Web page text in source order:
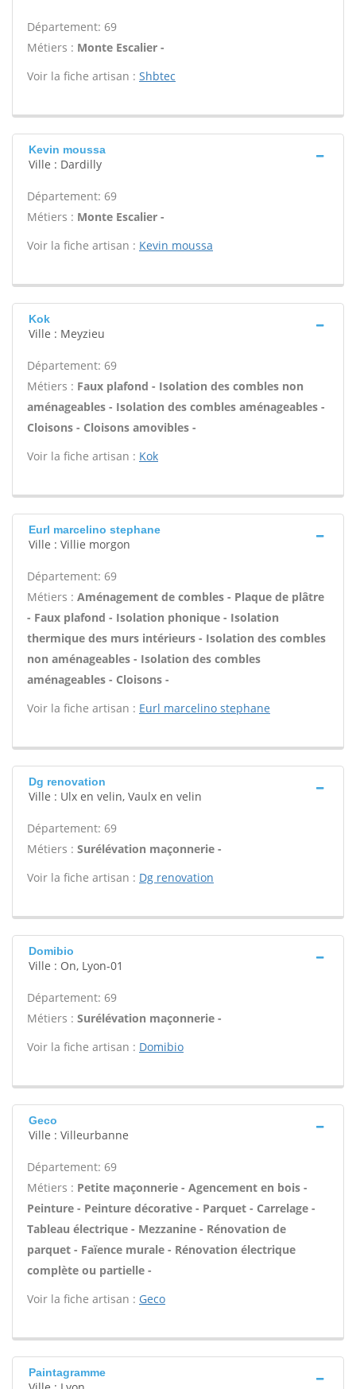
Département: 69
Métiers : Monte Escalier -
Voir la fiche artisan : Shbtec
Kevin moussa
Ville : Dardilly
Département: 69
Métiers : Monte Escalier -
Voir la fiche artisan : Kevin moussa
Kok
Ville : Meyzieu
Département: 69
Métiers : Faux plafond - Isolation des combles non
aménageables - Isolation des combles aménageables -
Cloisons - Cloisons amovibles -
Voir la fiche artisan : Kok
Eurl marcelino stephane
Ville : Villie morgon
Département: 69
Métiers : Aménagement de combles - Plaque de plâtre
- Faux plafond - Isolation phonique - Isolation
thermique des murs intérieurs - Isolation des combles
non aménageables - Isolation des combles
aménageables - Cloisons -
Voir la fiche artisan : Eurl marcelino stephane
Dg renovation
Ville : Ulx en velin, Vaulx en velin
Département: 69
Métiers : Surélévation maçonnerie -
Voir la fiche artisan : Dg renovation
Domibio
Ville : On, Lyon-01
Département: 69
Métiers : Surélévation maçonnerie -
Voir la fiche artisan : Domibio
Geco
Ville : Villeurbanne
Département: 69
Métiers : Petite maçonnerie - Agencement en bois -
Peinture - Peinture décorative - Parquet - Carrelage -
Tableau électrique - Mezzanine - Rénovation de
parquet - Faïence murale - Rénovation électrique
complète ou partielle -
Voir la fiche artisan : Geco
Paintagramme